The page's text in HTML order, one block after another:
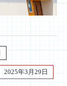
2025年3月29日